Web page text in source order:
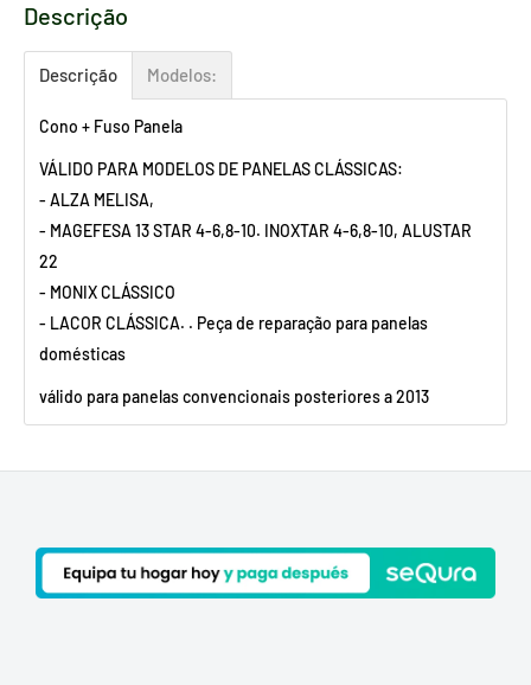
Descrição
Descrição Modelos:
Cono + Fuso Panela
VÁLIDO PARA MODELOS DE PANELAS CLÁSSICAS:
- ALZA MELISA,
- MAGEFESA 13 STAR 4-6,8-10. INOXTAR 4-6,8-10, ALUSTAR
22
- MONIX CLÁSSICO
- LACOR CLÁSSICA. . Peça de reparação para panelas
domésticas
válido para panelas convencionais posteriores a 2013